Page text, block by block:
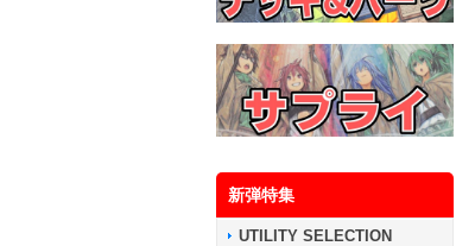
新弾特集
UTILITY SELECTION